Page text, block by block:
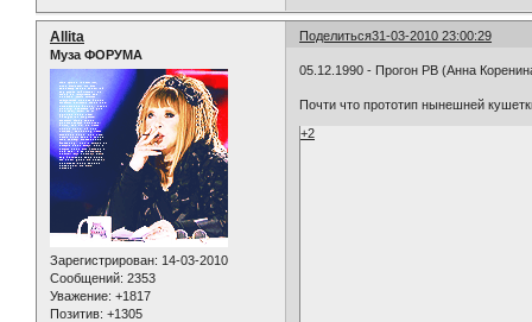
Поделиться31-03-2010 23:00:29
Allita
Муза ФОРУМА
Зарегистрирован: 14-03-2010
Сообщений: 2353
Уважение: +1817
Позитив: +1305
05.12.1990 - Прогон РВ (Анна
Почти что прототип нынешней
+2